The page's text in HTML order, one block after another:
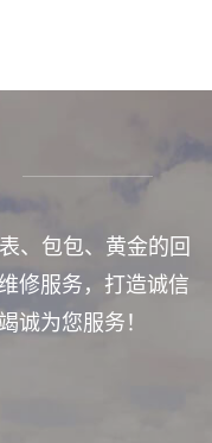
、包包、黄金的回
修服务，打造诚信
诚为您服务！